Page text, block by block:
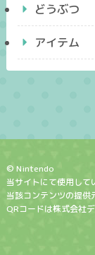
どうぶつ
アイテム
© Nintendo
当サイトにて使用して
当該コンテンツの提供
QRコードは株式会社